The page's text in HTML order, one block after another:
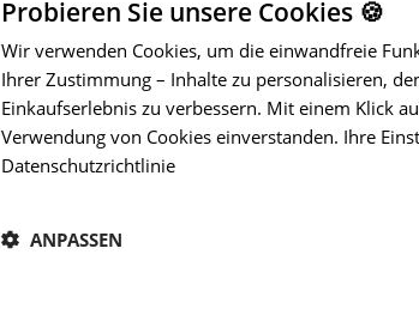
Der
für
leicht
Probieren Sie unsere Cookies 🍪
Wir verwenden Cookies, um die einwandfreie
Ihrer Zustimmung – Inhalte zu personalisieren,
Einkaufserlebnis zu verbessern. Mit einem Klick
Verwendung von Cookies einverstanden. Ihre
Datenschutzrichtlinie
ANPASSEN